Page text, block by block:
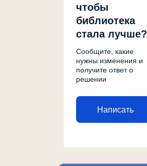
чтобы
библиотека
стала лучше?
Сообщите, какие
нужны изменения и
получите ответ о
решении
Написать